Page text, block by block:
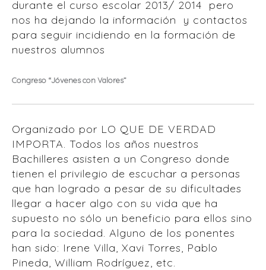
durante el curso escolar 2013/ 2014 pero
nos ha dejando la información y contactos
para seguir incidiendo en la formación de
nuestros alumnos
Congreso “Jóvenes con Valores”
Organizado por LO QUE DE VERDAD
IMPORTA. Todos los años nuestros
Bachilleres asisten a un Congreso donde
tienen el privilegio de escuchar a personas
que han logrado a pesar de su dificultades
llegar a hacer algo con su vida que ha
supuesto no sólo un beneficio para ellos sino
para la sociedad. Alguno de los ponentes
han sido: Irene Villa, Xavi Torres, Pablo
Pineda, William Rodríguez, etc.